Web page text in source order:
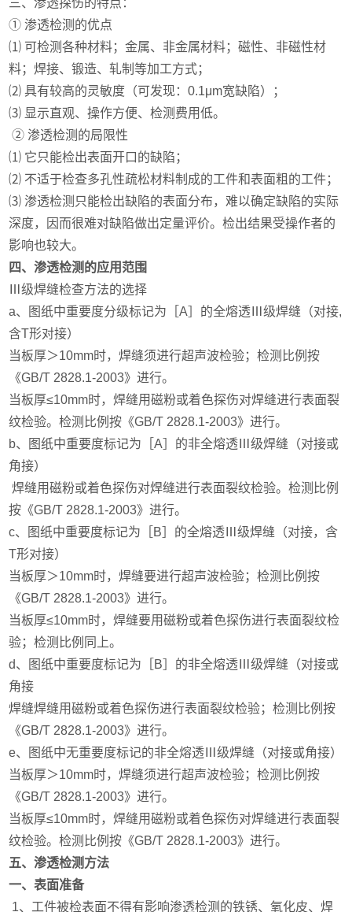
①渗透检测的优点
⑴ 可检测各种材料；金属、非金属材料；磁性、非磁性材
料；焊接、锻造、轧制等加工方式；
⑵ 具有较高的灵敏度（可发现：0.1μm宽缺陷）；
⑶ 显示直观、操作方便、检测费用低。
②渗透检测的局限性
⑴ 它只能检出表面开口的缺陷；
⑵ 不适于检查多孔性疏松材料制成的工件和表面粗的工件；
⑶渗透检测只能检出缺陷的表面分布，难以确定缺陷的实际
深度，因而很难对缺陷做出定量评价。检出结果受操作者的
影响也较大。
四、渗透检测的应用范围
Ⅲ级焊缝检查方法的选择
a、图纸中重要度分级标记为［A］的全熔透Ⅲ级焊缝（对接,
含T形对接）
当板厚＞10mm时，焊缝须进行超声波检验；检测比例按
《GB/T 2828.1-2003》进行。
当板厚≤10mm时，焊缝用磁粉或着色探伤对焊缝进行表面裂
纹检验。检测比例按《GB/T 2828.1-2003》进行。
b、图纸中重要度标记为［A］的非全熔透Ⅲ级焊缝（对接或
角接）
焊缝用磁粉或着色探伤对焊缝进行表面裂纹检验。检测比例
按《GB/T 2828.1-2003》进行。
c、图纸中重要度标记为［B］的全熔透Ⅲ级焊缝（对接，含
T形对接）
当板厚＞10mm时，焊缝要进行超声波检验；检测比例按
《GB/T 2828.1-2003》进行。
当板厚≤10mm时，焊缝要用磁粉或着色探伤进行表面裂纹检
验；检测比例同上。
d、图纸中重要度标记为［B］的非全熔透Ⅲ级焊缝（对接或
角接
焊缝焊缝用磁粉或着色探伤进行表面裂纹检验；检测比例按
《GB/T 2828.1-2003》进行。
e、图纸中无重要度标记的非全熔透Ⅲ级焊缝（对接或角接）
当板厚＞10mm时，焊缝须进行超声波检验；检测比例按
《GB/T 2828.1-2003》进行。
当板厚≤10mm时，焊缝用磁粉或着色探伤对焊缝进行表面裂
纹检验。检测比例按《GB/T 2828.1-2003》进行。
五、渗透检测方法
一、表面准备
1、工件被检表面不得有影响渗透检测的铁锈、氧化皮、焊